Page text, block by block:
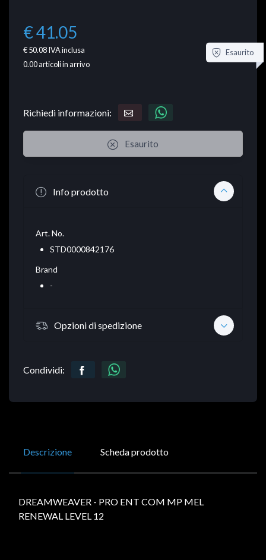
€ 41.05
€ 50.08IVA inclusa
0.00articoli in arrivo
Esaurito
Richiedi informazioni:
Esaurito
Info prodotto
Art. No.
STD0000842176
Brand
-
Opzioni di spedizione
Condividi:
Descrizione Scheda prodotto
DREAMWEAVER - PRO ENT COM MP MEL
RENEWAL LEVEL 12